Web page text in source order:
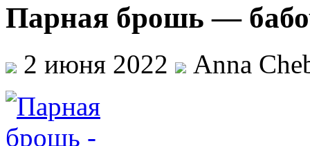
Парная брошь —
2 июня 2022 Anna